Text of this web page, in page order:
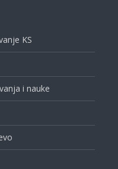
KS
i nauke